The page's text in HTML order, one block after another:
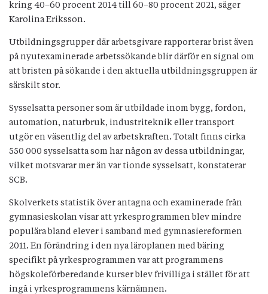
kring 40–60 procent 2014 till 60–80 procent 2021, säger
Karolina Eriksson.
Utbildningsgrupper där arbetsgivare rapporterar brist även
på nyutexaminerade arbetssökande blir därför en signal om
att bristen på sökande i den aktuella utbildningsgruppen är
särskilt stor.
Sysselsatta personer som är utbildade inom bygg, fordon,
automation, naturbruk, industriteknik eller transport
utgör en väsentlig del av arbetskraften. Totalt finns cirka
550 000 sysselsatta som har någon av dessa utbildningar,
vilket motsvarar mer än var tionde sysselsatt, konstaterar
SCB.
Skolverkets statistik över antagna och examinerade från
gymnasieskolan visar att yrkesprogrammen blev mindre
populära bland elever i samband med gymnasiereformen
2011. En förändring i den nya läroplanen med bäring
specifikt på yrkesprogrammen var att programmens
högskoleförberedande kurser blev frivilliga i stället för att
ingå i yrkesprogrammens kärnämnen.